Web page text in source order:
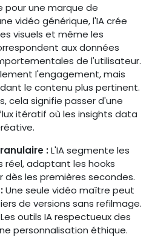
pour une marque de
vidéo générique, l'IA crée
visuels et même les
aux données
de l'utilisateur.
l'engagement, mais
le contenu plus pertinent.
cela signifie passer d'une
itératif où les insights data
:L'IA segmente les
réel, adaptant les hooks
dès les premières secondes.
Une seule vidéo maître peut
de versions sans refilmage.
Les outils IA respectueux des
personnalisation éthique.